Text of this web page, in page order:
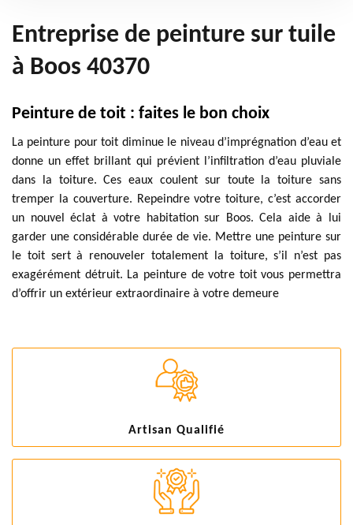
Entreprise de peinture sur tuile
à Boos 40370
Peinture de toit : faites le bon choix
La peinture pour toit diminue le niveau d’imprégnation d’eau et
donne un effet brillant qui prévient l’infiltration d’eau pluviale
dans la toiture. Ces eaux coulent sur toute la toiture sans
tremper la couverture. Repeindre votre toiture, c’est accorder
un nouvel éclat à votre habitation sur Boos. Cela aide à lui
garder une considérable durée de vie. Mettre une peinture sur
le toit sert à renouveler totalement la toiture, s’il n’est pas
exagérément détruit. La peinture de votre toit vous permettra
d’offrir un extérieur extraordinaire à votre demeure
Artisan Qualifié